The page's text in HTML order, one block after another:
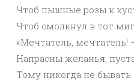
Чтоб пышные розы к
Чтоб смолкнул в тот
«Мечтатель,
Напрасны желанья,
Тому никогда не бывать.